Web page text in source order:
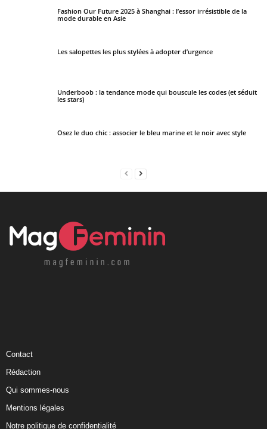
Fashion Our Future 2025 à Shanghai : l’essor irrésistible de la
mode durable en Asie
Les salopettes les plus stylées à adopter d’urgence
Underboob : la tendance mode qui bouscule les codes (et séduit
les stars)
Osez le duo chic : associer le bleu marine et le noir avec style
Contact
Rédaction
Qui sommes-nous
Mentions légales
Notre politique de confidentialité